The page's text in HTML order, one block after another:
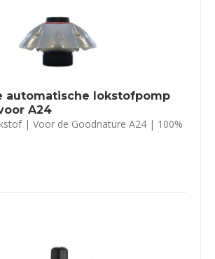
automatische lokstofpomp
A24
| Voor de Goodnature A24 | 100%